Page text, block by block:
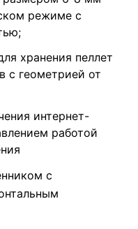
режиме с
хранения пеллет
с геометрией от
интернет-
работой
с
газов.